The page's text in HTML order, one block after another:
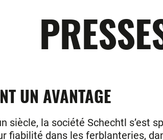
UN AVANTAGE
siècle, la société Schechtl
fiabilité dans les ferblanteries,